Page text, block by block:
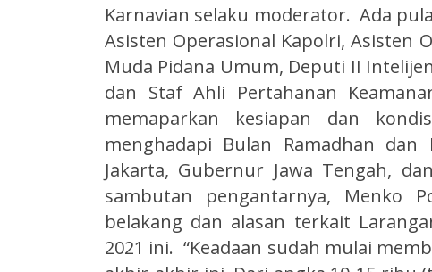
Karnavian selaku moderator. Ada
Asisten Operasional Kapolri, Asisten
Muda Pidana Umum, Deputi II
dan Staf Ahli Pertahanan
memaparkan kesiapan dan
menghadapi Bulan Ramadhan
Jakarta, Gubernur Jawa Tengah,
sambutan pengantarnya, Menko
belakang dan alasan terkait
2021 ini. “Keadaan sudah mulai